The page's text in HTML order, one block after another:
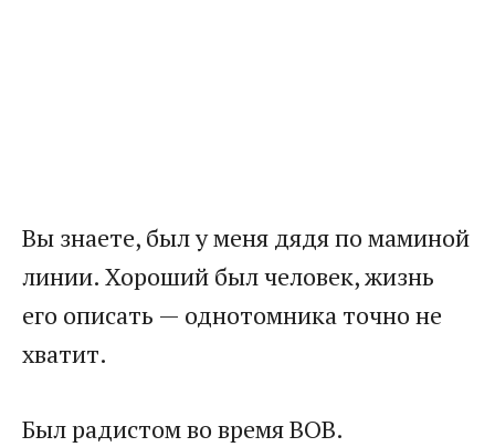
Вы знаете, был у меня дядя по маминой
линии. Хороший был человек, жизнь
его описать — однотомника точно не
хватит.​
​Был радистом во время ВОВ.